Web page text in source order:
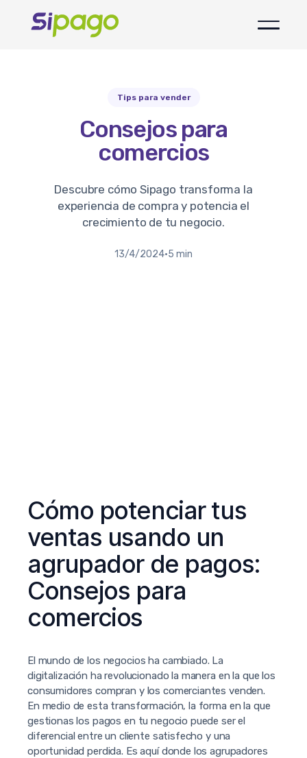
Tips para vender
Consejos para
comercios
Descubre cómo Sipago transforma la
experiencia de compra y potencia el
crecimiento de tu negocio.
13/4/2024·5 min
Cómo potenciar tus
ventas usando un
agrupador de pagos:
Consejos para
comercios
El mundo de los negocios ha cambiado. La
digitalización ha revolucionado la manera en la que los
consumidores compran y los comerciantes venden.
En medio de esta transformación, la forma en la que
gestionas los pagos en tu negocio puede ser el
diferencial entre un cliente satisfecho y una
oportunidad perdida. Es aquí donde los agrupadores